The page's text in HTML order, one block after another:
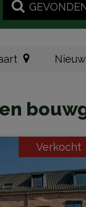
Verkocht